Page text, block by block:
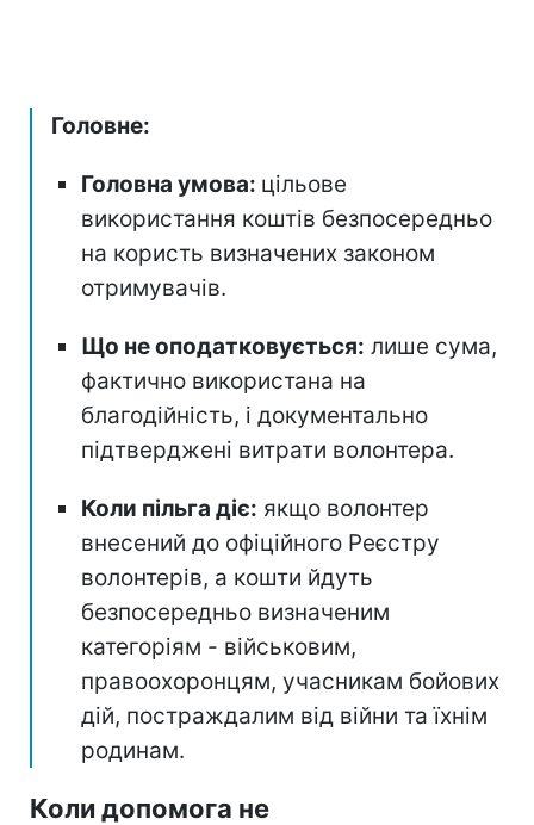
Головне:
Головна умова: цільове
використання коштів безпосередньо
на користь визначених законом
отримувачів.
Що не оподатковується: лише сума,
фактично використана на
благодійність, і документально
підтверджені витрати волонтера.
Коли пільга діє: якщо волонтер
внесений до офіційного Реєстру
волонтерів, а кошти йдуть
безпосередньо визначеним
категоріям - військовим,
правоохоронцям, учасникам бойових
дій, постраждалим від війни та їхнім
родинам.
Коли допомога не